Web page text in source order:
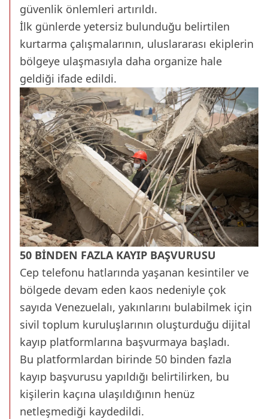
güvenlik önlemleri artırıldı.
İlk günlerde yetersiz bulunduğu belirtilen
kurtarma çalışmalarının, uluslararası ekiplerin
bölgeye ulaşmasıyla daha organize hale
geldiği ifade edildi.
50 BİNDEN FAZLA KAYIP BAŞVURUSU
Cep telefonu hatlarında yaşanan kesintiler ve
bölgede devam eden kaos nedeniyle çok
sayıda Venezuelalı, yakınlarını bulabilmek için
sivil toplum kuruluşlarının oluşturduğu dijital
kayıp platformlarına başvurmaya başladı.
Bu platformlardan birinde 50 binden fazla
kayıp başvurusu yapıldığı belirtilirken, bu
kişilerin kaçına ulaşıldığının henüz
netleşmediği kaydedildi.